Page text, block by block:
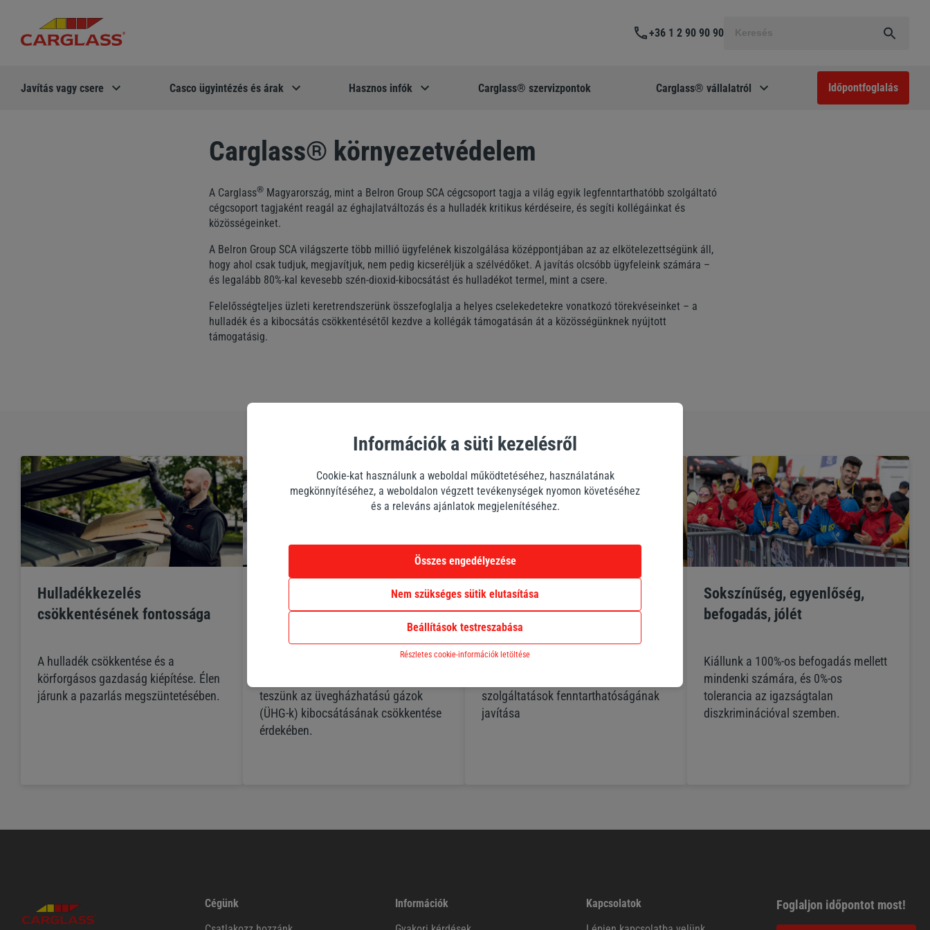
+36 1 2 90 90 90a
Javítás vagy csere Casco ügyintézés és árak Hasznos infók Carglass® szervizpontok Carglass® vállalatról Időpontfoglalás
Carglass® környezetvédelem
A Carglass® Magyarország, mint a Belron Group SCA cégcsoport tagja a világ egyik legfenntarthatóbb szolgáltató
cégcsoport tagjaként reagál az éghajlatváltozás és a hulladék kritikus kérdéseire, és segíti kollégáinkat és
közösségeinket.
A Belron Group SCA világszerte több millió ügyfelének kiszolgálása középpontjában az az elkötelezettségünk áll,
hogy ahol csak tudjuk, megjavítjuk, nem pedig kicseréljük a szélvédőket. A javítás olcsóbb ügyfeleink számára –
és legalább 80%-kal kevesebb szén-dioxid-kibocsátást és hulladékot termel, mint a csere.
Felelősségteljes üzleti keretrendszerünk összefoglalja a helyes cselekedetekre vonatkozó törekvéseinket – a
hulladék és a kibocsátás csökkentésétől kezdve a kollégák támogatásán át a közösségünknek nyújtott
támogatásig.
Hulladékkezelés
csökkentésének fontossága
A hulladék csökkentése és a
körforgásos gazdaság kiépítése. Élen
járunk a pazarlás megszüntetésében.
Károsanyag kibocsájtások
csökkentése
teszünk az üvegházhatású gázok
(ÜHG-k) kibocsátásának csökkentése
érdekében.
Fenntartható beszerzés,
strukturált ellátási lánc
Az ellátási láncunk, valamint az
szolgáltatások fenntarthatóságának
javítása
Sokszínűség, egyenlőség,
befogadás, jólét
Kiállunk a 100%-os befogadás mellett
mindenki számára, és 0%-os
tolerancia az igazságtalan
diszkriminációval szemben.
Cégünk
Információk
Kapcsolatok
Foglaljon időpontot most!
Információk a süti kezelésről
Cookie-kat használunk a weboldal működtetéséhez, használatának
megkönnyítéséhez, a weboldalon végzett tevékenységek nyomon követéséhez
és a releváns ajánlatok megjelenítéséhez.
Összes engedélyezése
Nem szükséges sütik elutasítása
Beállítások testreszabása
Részletes cookie-információk letöltése